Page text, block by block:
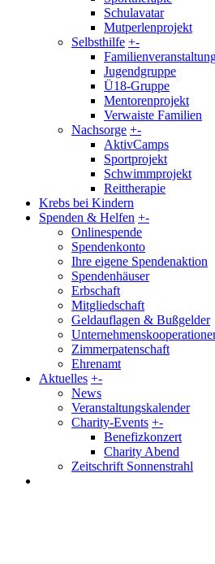
Schulavatar
Mutperlenprojekt
Selbsthilfe +-
Jugendgruppe
Ü18-Gruppe
Mentorenprojekt
Verwaiste Familien
Nachsorge +-
AktivCamps
Sportprojekt
Schwimmprojekt
Reittherapie
Krebs bei Kindern
Spenden & Helfen +-
Onlinespende
Spendenkonto
Ihre eigene Spendenaktion
Spendenhäuser
Erbschaft
Mitgliedschaft
Geldauflagen & Bußgelder
Zimmerpatenschaft
Ehrenamt
Aktuelles +-
News
Veranstaltungskalender
Charity-Events +-
Benefizkonzert
Charity Abend
Zeitschrift Sonnenstrahl